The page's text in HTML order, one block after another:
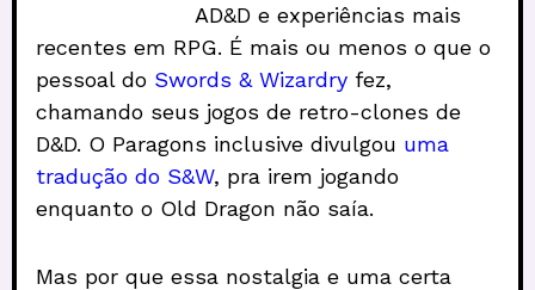
AD&D e experiências mais
recentes em RPG. É mais ou menos o que o
pessoal do Swords & Wizardry fez,
chamando seus jogos de retro-clones de
D&D. O Paragons inclusive divulgou uma
tradução do S&W, pra irem jogando
enquanto o Old Dragon não saía.
Mas por que essa nostalgia e uma certa